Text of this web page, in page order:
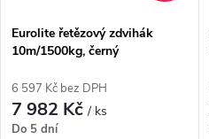
Eurolite řetězový zdvihák
10m/1500kg, černý
6 597 Kč bez DPH
7 982 Kč/ ks
Do 5 dní